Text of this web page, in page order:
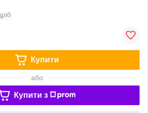
Купити
або
Купити з